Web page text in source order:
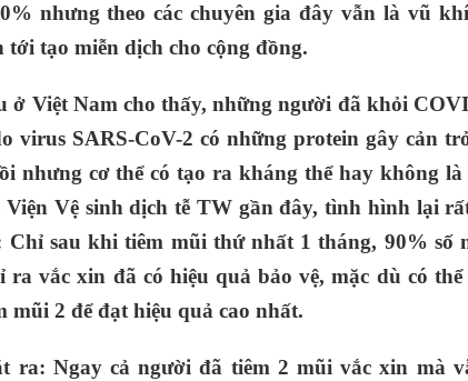
nhưng theo các chuyên gia đây vẫn là vũ
tạo miễn dịch cho cộng đồng.
ở Việt Nam cho thấy, những người đã khỏi
virus SARS-CoV-2 có những protein gây cản
nhưng cơ thể có tạo ra kháng thể hay không là
Vệ sinh dịch tễ TW gần đây, tình hình lại
sau khi tiêm mũi thứ nhất 1 tháng, 90% số
vắc xin đã có hiệu quả bảo vệ, mặc dù có thể
2 để đạt hiệu quả cao nhất.
ra: Ngay cả người đã tiêm 2 mũi vắc xin mà